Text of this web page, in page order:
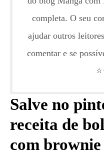
completa. O seu
ajudar outros
comentar e se
Salve no
receita de
com